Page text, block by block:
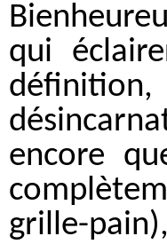
qui
encore
grille-